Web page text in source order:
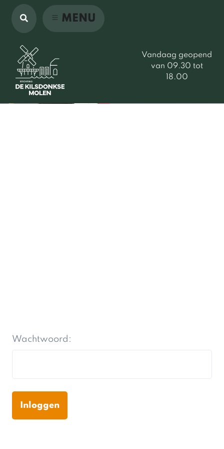
MENU
Vandaag geopend
van 09.30 tot
18.00
Wachtwoord: